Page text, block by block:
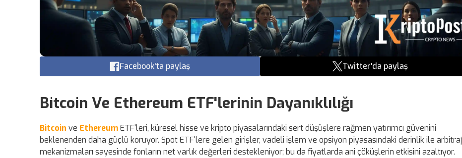
Facebook'ta paylaş Twitter'da paylaş
Bitcoin Ve Ethereum ETF'lerinin Dayanıklılığı
Bitcoin ve EthereumETF'leri, küresel hisse ve kripto piyasalarındaki sert düşüşlere rağmen yatırımcı güvenini
beklenenden daha güçlü koruyor. Spot ETF'lere gelen girişler, vadeli işlem ve opsiyon piyasasındaki derinlik ile arbitraj
mekanizmaları sayesinde fonların net varlık değerleri destekleniyor; bu da fiyatlarda ani çöküşlerin etkisini azaltıyor.